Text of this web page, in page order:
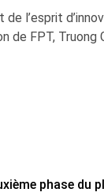
l’esprit
de FPT, Truong
phase du